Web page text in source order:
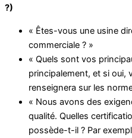
?)
« Êtes-vous une usine
commerciale ? »
« Quels sont vos
principalement, et si oui,
renseignera sur les
« Nous avons des
qualité. Quelles
possède-t-il ? Par